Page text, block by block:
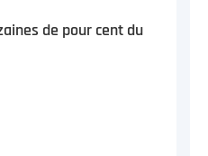
de pour cent du